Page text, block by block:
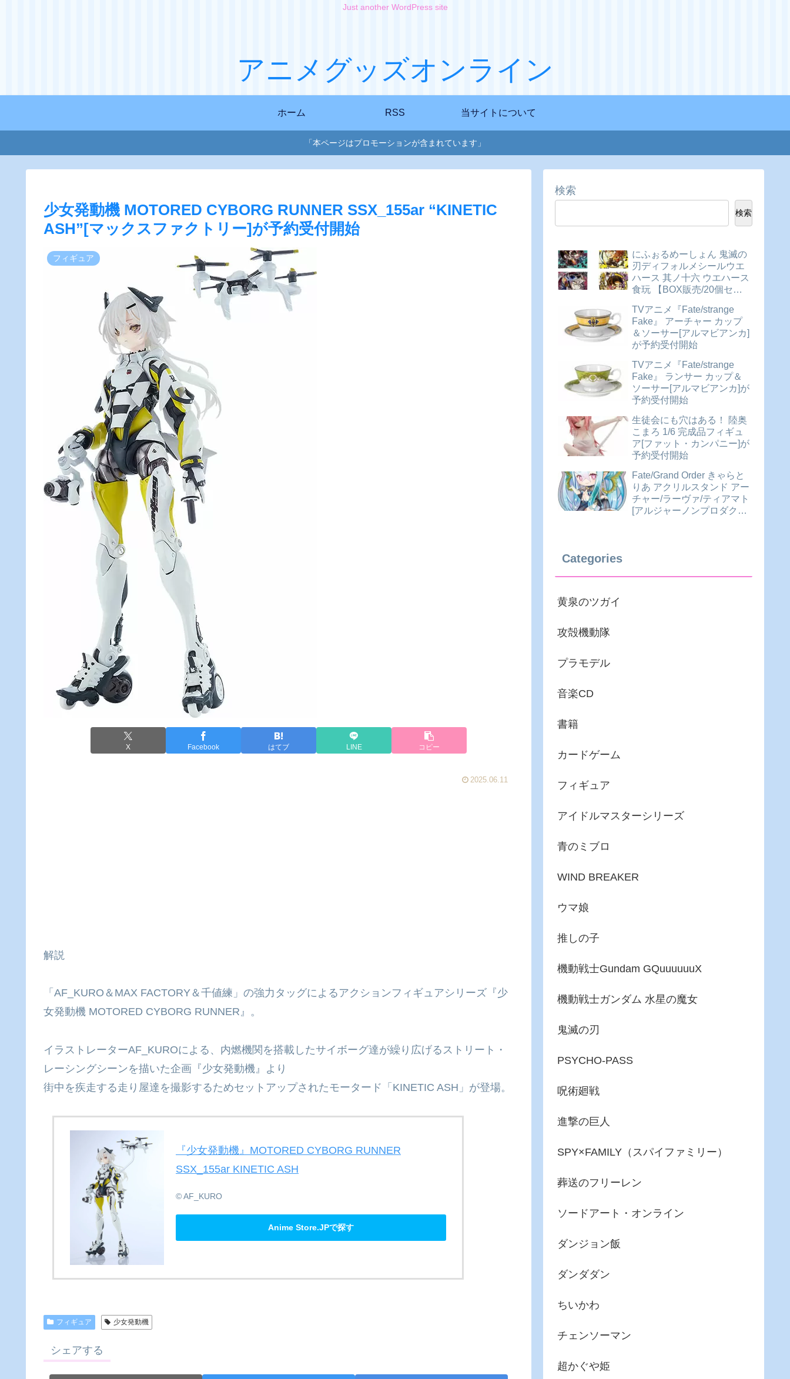
Just another WordPress site
アニメグッズオンライン
ホーム RSS 当サイトについて
「本ページはプロモーションが含まれています」
少女発動機 MOTORED CYBORG RUNNER SSX_155ar “KINETIC
ASH”[マックスファクトリー]が予約受付開始
フィギュア
X Facebook はてブ LINE コピー
2025.06.11
解説
「AF_KURO＆MAX FACTORY＆千値練」の強力タッグによるアクションフィギュアシリーズ『少
女発動機 MOTORED CYBORG RUNNER』。
イラストレーターAF_KUROによる、内燃機関を搭載したサイボーグ達が繰り広げるストリート・
レーシングシーンを描いた企画『少女発動機』より
街中を疾走する走り屋達を撮影するためセットアップされたモータード「KINETIC ASH」が登場。
『少女発動機』​MOTORED CYBORG RUNNER
SSX_155ar KINETIC ASH
© AF_KURO
Anime Store.JPで探す
フィギュア 少女発動機
シェアする
検索
検索
にふぉるめーしょん 鬼滅の
刃ディフォルメシールウエ
ハース 其ノ十六 ウエハース
食玩 【BOX販売/20個セッ
TVアニメ『Fate/strange
Fake』 アーチャー カップ
＆ソーサー[アルマビアンカ]
が予約受付開始
TVアニメ『Fate/strange
Fake』 ランサー カップ＆
ソーサー[アルマビアンカ]が
予約受付開始
生徒会にも穴はある！ 陸奥
こまろ 1/6 完成品フィギュ
ア[ファット・カンパニー]が
予約受付開始
Fate/Grand Order きゃらと
りあ アクリルスタンド アー
チャー/ラーヴァ/ティアマト
[アルジャーノンプロダクト]
Categories
黄泉のツガイ
攻殻機動隊
プラモデル
音楽CD
書籍
カードゲーム
フィギュア
アイドルマスターシリーズ
青のミブロ
WIND BREAKER
ウマ娘
推しの子
機動戦士Gundam GQuuuuuuX
機動戦士ガンダム 水星の魔女
鬼滅の刃
PSYCHO-PASS
呪術廻戦
進撃の巨人
SPY×FAMILY（スパイファミリー）
葬送のフリーレン
ソードアート・オンライン
ダンジョン飯
ダンダダン
ちいかわ
チェンソーマン
超かぐや姫